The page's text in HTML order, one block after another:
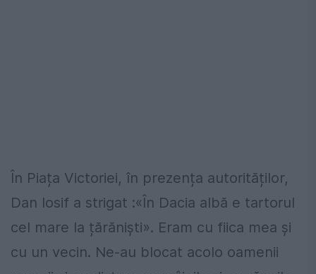
În Piața Victoriei, în prezența autorităților,
Dan Iosif a strigat :«În Dacia albă e tartorul
cel mare la țărăniști». Eram cu fiica mea și
cu un vecin. Ne-au blocat acolo oamenii